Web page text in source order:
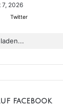
7, 2026
Twitter
facebook